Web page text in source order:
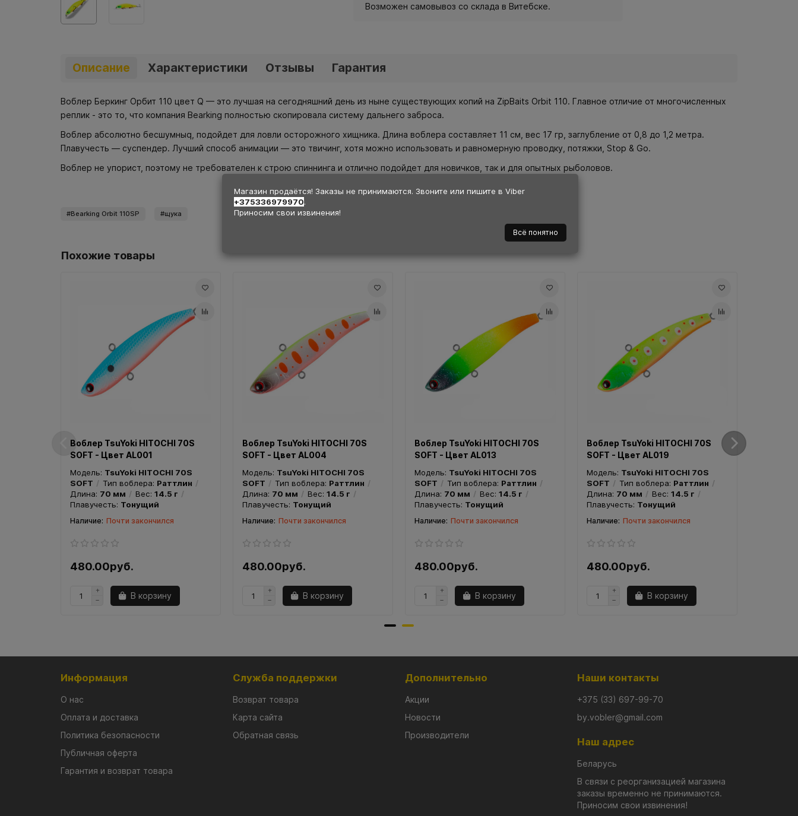
Возможен самовывоз со склада в Витебске.
Описание Характеристики Отзывы Гарантия
Воблер Беркинг Орбит 110 цвет Q — это лучшая на сегодняшний день из ныне существующих копий на ZipBaits Orbit 110. Главное отличие от многочисленных
реплик - это то, что компания Bearking полностью скопировала систему дальнего заброса.
Воблер абсолютно бесшумныq, подойдет для ловли осторожного хищника. Длина воблера составляет 11 см, вес 17 гр, заглубление от 0,8 до 1,2 метра.
Плавучесть — суспендер. Лучший способ анимации — это твичинг, хотя можно использовать и равномерную проводку, потяжки, Stop & Go.
Воблер не упорист, поэтому не требователен к строю спиннинга и отлично подойдет для новичков, так и для опытных рыболовов.
Bearking Orbit 110SP щука
Похожие товары
Воблер TsuYoki HITOCHI 70S
SOFT - Цвет AL001
Модель: TsuYoki HITOCHI 70S
SOFT
Тип воблера: Раттлин
Длина: 70 мм Вес: 14.5 г
Плавучесть: Тонущий
Почти закончился
480.00руб.
В корзину
Воблер TsuYoki HITOCHI 70S
SOFT - Цвет AL004
Модель: TsuYoki HITOCHI 70S
SOFT
Тип воблера: Раттлин
Длина: 70 мм Вес: 14.5 г
Плавучесть: Тонущий
Почти закончился
480.00руб.
В корзину
Воблер TsuYoki HITOCHI 70S
SOFT - Цвет AL013
Модель: TsuYoki HITOCHI 70S
SOFT
Тип воблера: Раттлин
Длина: 70 мм Вес: 14.5 г
Плавучесть: Тонущий
Почти закончился
480.00руб.
В корзину
Воблер TsuYoki HITOCHI 70S
SOFT - Цвет AL019
Модель: TsuYoki HITOCHI 70S
SOFT
Тип воблера: Раттлин
Длина: 70 мм Вес: 14.5 г
Плавучесть: Тонущий
Почти закончился
480.00руб.
В корзину
Магазин продаётся! Заказы не принимаются. Звоните или пишите в Viber
+375336979970.
Приносим свои извинения!
Всё понятно
Информация
О нас
Оплата и доставка
Политика безопасности
Публичная оферта
Гарантия и возврат товара
Служба поддержки
Возврат товара
Карта сайта
Обратная связь
Дополнительно
Акции
Новости
Производители
Наши контакты
+375 (33) 697-99-70
by.vobler@gmail.com
Наш адрес
Беларусь
В связи с реорганизацией магазина
заказы временно не принимаются.
Приносим свои извинения!